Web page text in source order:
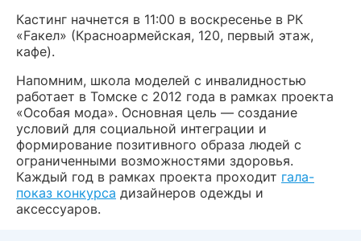
Кастинг начнется в 11:00 в воскресенье в РК
«Fакел» (Красноармейская, 120, первый этаж,
кафе).
Напомним, школа моделей с инвалидностью
работает в Томске с 2012 года в рамках проекта
«Особая мода». Основная цель — создание
условий для социальной интеграции и
формирование позитивного образа людей с
ограниченными возможностями здоровья.
Каждый год в рамках проекта проходит гала-
показ конкурса дизайнеров одежды и
аксессуаров.